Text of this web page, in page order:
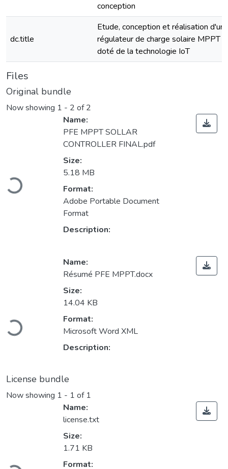
conception
dc.title
Etude, conception et réalisation d'un
régulateur de charge solaire MPPT
doté de la technologie IoT
Files
Original bundle
Now showing 1 - 2 of 2
Loading...
Name:
PFE MPPT SOLLAR
CONTROLLER FINAL.pdf
Size:
5.18 MB
Format:
Adobe Portable Document
Format
Description:
Loading...
Name:
Résumé PFE MPPT.docx
Size:
14.04 KB
Format:
Microsoft Word XML
Description:
License bundle
Now showing 1 - 1 of 1
Name:
license.txt
Size:
1.71 KB
Format: